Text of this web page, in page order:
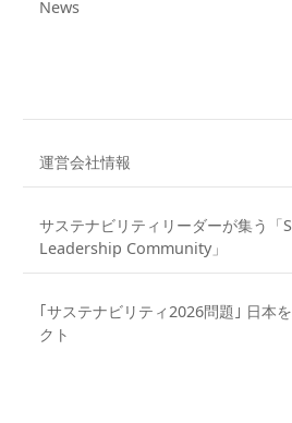
News
運営会社情報
サステナビリティリーダーが集う
Leadership Community」
｢サステナビリティ2026問題｣ 日本
クト